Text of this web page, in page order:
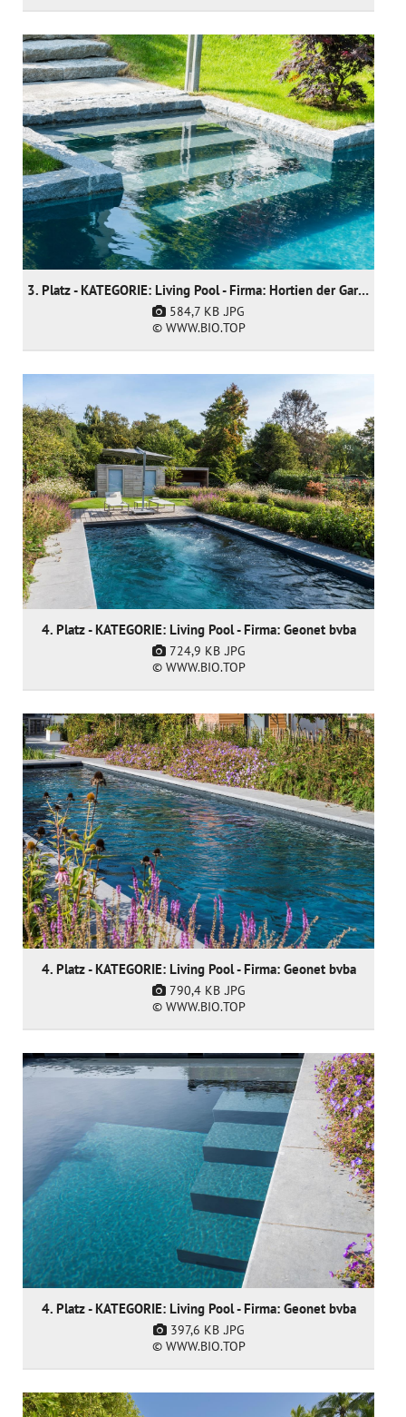
3. Platz - KATEGORIE: Living Pool - Firma: Hortien der Gartendoktor
584,7 KB .JPG
© WWW.BIO.TOP
4. Platz - KATEGORIE: Living Pool - Firma: Geonet bvba
724,9 KB .JPG
© WWW.BIO.TOP
4. Platz - KATEGORIE: Living Pool - Firma: Geonet bvba
790,4 KB .JPG
© WWW.BIO.TOP
4. Platz - KATEGORIE: Living Pool - Firma: Geonet bvba
397,6 KB .JPG
© WWW.BIO.TOP